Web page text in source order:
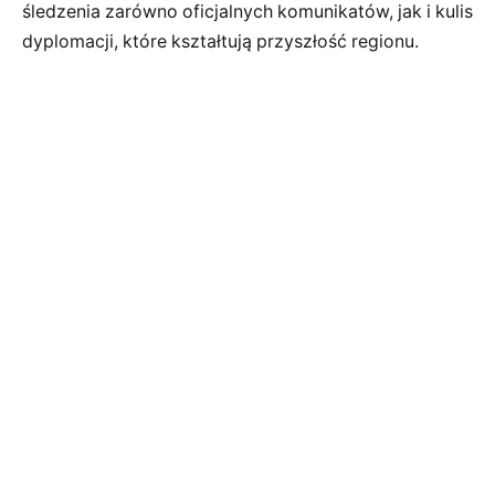
śledzenia zarówno oficjalnych komunikatów, jak i kulis
dyplomacji, które kształtują przyszłość regionu.